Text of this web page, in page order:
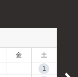
金
土
1